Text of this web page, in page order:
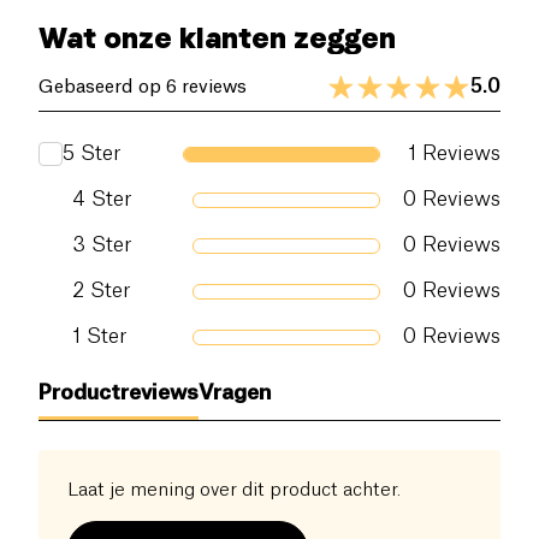
Wat onze klanten zeggen
Gebaseerd op 6 reviews 5.0
5 Ster 1 Reviews
4 Ster 0 Reviews
3 Ster 0 Reviews
2 Ster 0 Reviews
1 Ster 0 Reviews
ProductreviewsVragen
Laat je mening over dit product achter.